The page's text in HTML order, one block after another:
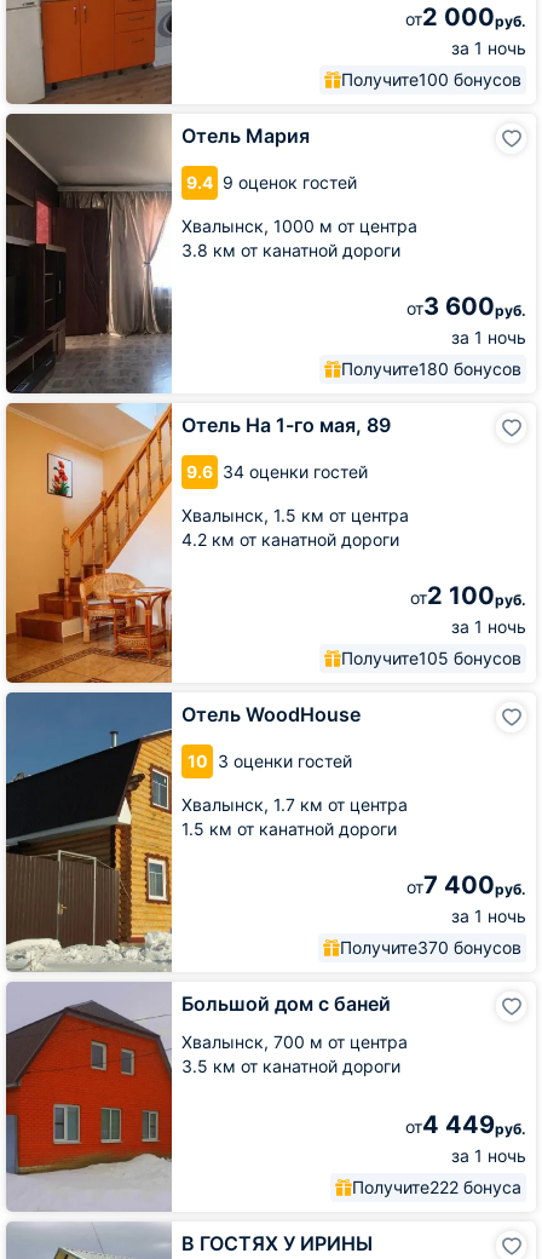
от2 000руб.
за 1 ночь
Получите100 бонусов
Отель Мария
9.4 9 оценок гостей
Хвалынск, 1000 м от центра
3.8 км от канатной дороги
от3 600руб.
за 1 ночь
Получите180 бонусов
Отель
Мария
Отель На 1-го мая, 89
9.6 34 оценки гостей
Хвалынск, 1.5 км от центра
4.2 км от канатной дороги
от2 100руб.
за 1 ночь
Получите105 бонусов
Отель
Отель WoodHouse
10 3 оценки гостей
Хвалынск, 1.7 км от центра
1.5 км от канатной дороги
от7 400руб.
за 1 ночь
Получите370 бонусов
Отель
Большой дом с баней
Хвалынск, 700 м от центра
3.5 км от канатной дороги
от4 449руб.
за 1 ночь
Получите222 бонуса
Большой
с
баней
В ГОСТЯХ У ИРИНЫ
В
ГОСТЯХ